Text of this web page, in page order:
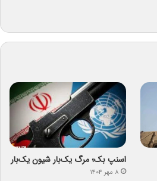
اسنپ ‌بک؛ مرگ یک‌بار شیون یک‌بار
۸ مهر ۱۴۰۴